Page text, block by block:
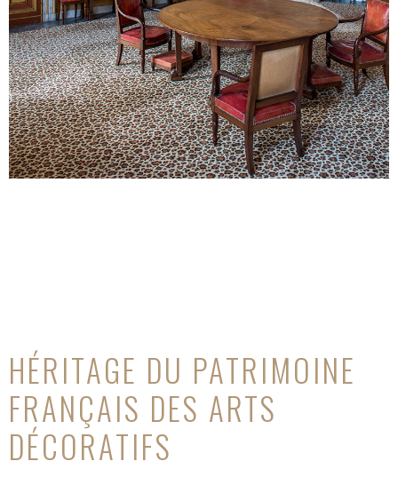
HÉRITAGE DU PATRIMOINE
FRANÇAIS DES ARTS
DÉCORATIFS